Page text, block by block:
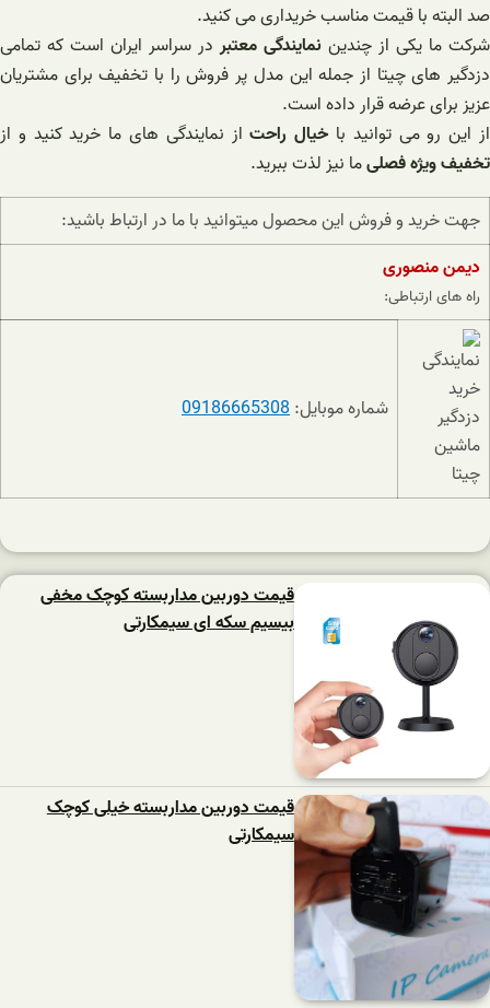
صد البته با قیمت مناسب خریداری می کنید.
شرکت ما یکی از چندین نمایندگی معتبردر سراسر ایران است که تمامی
دزدگیر های چیتا از جمله این مدل پر فروش را با تخفیف برای مشتریان
عزیز برای عرضه قرار داده است.
از این رو می توانید با خیال راحتاز نمایندگی های ما خرید کنید و از
تخفیف ویژه فصلیما نیز لذت ببرید.
جهت خرید و فروش این محصول میتوانید با ما در ارتباط باشید:
دیمن منصوری
راه های ارتباطی:
شماره موبایل:09186665308
قیمت دوربین مداربسته کوچک مخفی
بیسیم سکه ای سیمکارتی
قیمت دوربین مداربسته خیلی کوچک
سیمکارتی